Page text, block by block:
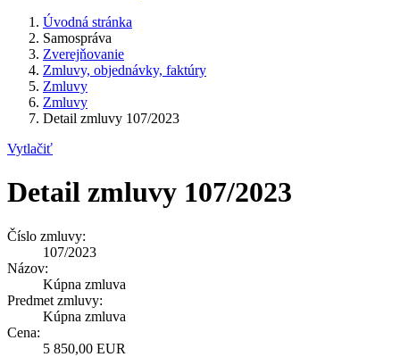
Úvodná stránka
Samospráva
Zverejňovanie
Zmluvy, objednávky, faktúry
Zmluvy
Zmluvy
Detail zmluvy 107/2023
Vytlačiť
Detail zmluvy 107/2023
Číslo zmluvy:
107/2023
Názov:
Kúpna zmluva
Predmet zmluvy:
Kúpna zmluva
Cena:
5 850,00 EUR